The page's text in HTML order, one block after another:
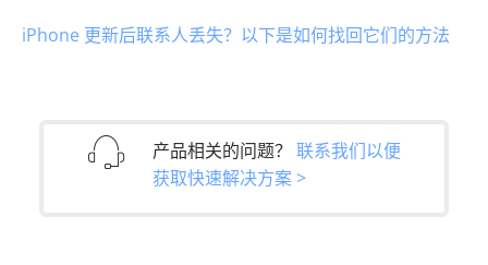
iPhone 更新后联系人丢失？以下是如何找回它们的方法
产品相关的问题？ 联系我们以便
获取快速解决方案 >